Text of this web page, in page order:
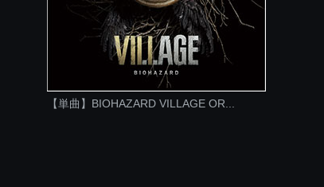
【単曲】BIOHAZARD VILLAGE OR...